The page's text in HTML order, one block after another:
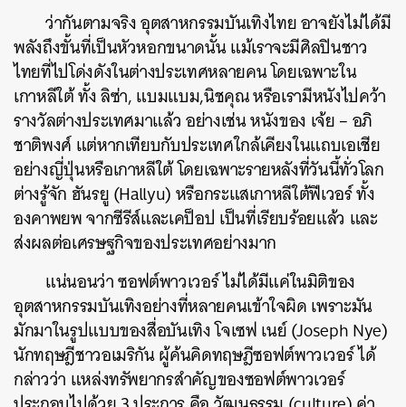
ว่ากันตามจริง อุตสาหกรรมบันเทิงไทย อาจยังไม่ได้มี
พลังถึงขั้นที่เป็นหัวหอกขนาดนั้น แม้เราจะมีศิลปินชาว
ไทยที่ไปโด่งดังในต่างประเทศหลายคน โดยเฉพาะใน
เกาหลีใต้ ทั้ง ลิซ่า, แบมแบม,นิชคุณ หรือเรามีหนังไปคว้า
รางวัลต่างประเทศมาแล้ว อย่างเช่น หนังของ เจ้ย – อภิ
ชาติพงศ์ แต่หากเทียบกับประเทศใกล้เคียงในแถบเอเชีย
อย่างญี่ปุ่นหรือเกาหลีใต้ โดยเฉพาะรายหลังที่วันนี้ทั่วโลก
ต่างรู้จัก ฮันรยู (Hallyu) หรือกระแสเกาหลีใต้ฟีเวอร์ ทั้ง
องคาพยพ จากซีรีส์และเคป็อป เป็นที่เรียบร้อยแล้ว และ
ส่งผลต่อเศรษฐกิจของประเทศอย่างมาก
แน่นอนว่า ซอฟต์พาวเวอร์ ไม่ได้มีแค่ในมิติของ
อุตสาหกรรมบันเทิงอย่างที่หลายคนเข้าใจผิด เพราะมัน
มักมาในรูปแบบของสื่อบันเทิงโจเซฟ เนย์ (Joseph Nye)
นักทฤษฎีชาวอเมริกัน ผู้ค้นคิดทฤษฎีซอฟต์พาวเวอร์ได้
กล่าวว่า แหล่งทรัพยากรสำคัญของซอฟต์พาวเวอร์